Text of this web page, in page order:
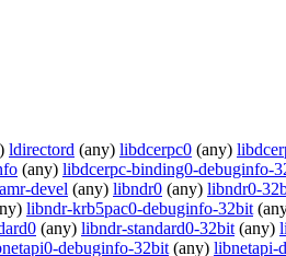
ldirectord (any) libdcerpc0 (any)
(any) libdcerpc-binding0-debuginfo-
devel (any) libndr0 (any) libndr0-
libndr-krb5pac0-debuginfo-32bit
(any) libndr-standard0-32bit (any)
debuginfo-32bit (any) libnetapi-